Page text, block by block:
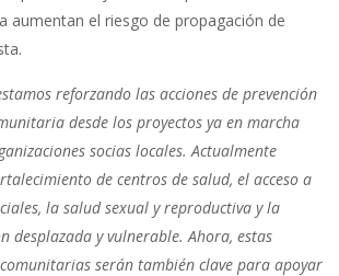
aumentan el riesgo de propagación de
reforzando las acciones de prevención
desde los proyectos ya en marcha
socias locales. Actualmente
de centros de salud, el acceso a
la salud sexual y reproductiva y la
desplazada y vulnerable. Ahora, estas
serán también clave para apoyar